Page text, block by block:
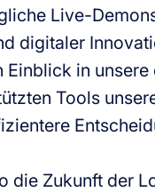
Live-
digitaler
Einblick in
Tools
die Zukunft der